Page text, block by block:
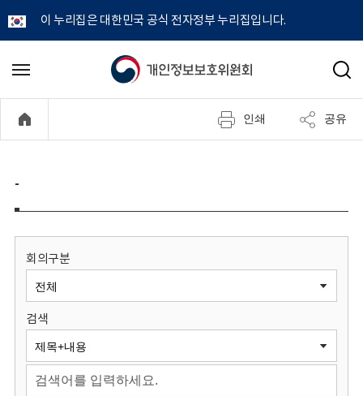
이 누리집은 대한민국 공식 전자정부 누리집입니다.
개
정
보
원
회
메
기
검
인쇄 공유
-
회의구분
검색